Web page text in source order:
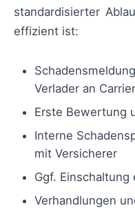
standardisierter
effizient ist:
Verlader an Carrier
Erste Bewertung
Interne
mit Versicherer
Ggf. Einschaltung
Verhandlungen